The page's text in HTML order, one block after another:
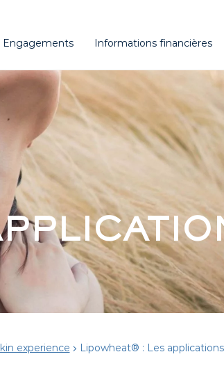
Engagements Informations financières
experience Lipowheat® : Les applications